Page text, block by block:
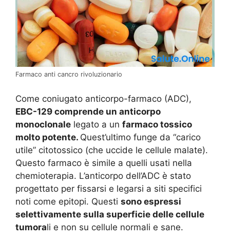
Farmaco anti cancro rivoluzionario
Come coniugato anticorpo-farmaco (ADC),
EBC-129 comprende un anticorpo
monoclonale legato a un farmaco tossico
molto potente. Quest’ultimo funge da “carico
utile” citotossico (che uccide le cellule malate).
Questo farmaco è simile a quelli usati nella
chemioterapia. L’anticorpo dell’ADC è stato
progettato per fissarsi e legarsi a siti specifici
noti come epitopi. Questi sono espressi
selettivamente sulla superficie delle cellule
tumorali e non su cellule normali e sane.